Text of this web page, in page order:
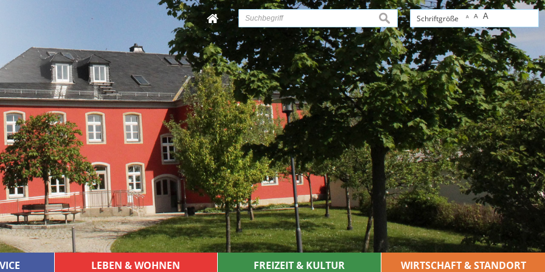
Schriftgröße A A A
suchen
LEBEN & WOHNEN FREIZEIT & KULTUR WIRTSCHAFT & STANDORT